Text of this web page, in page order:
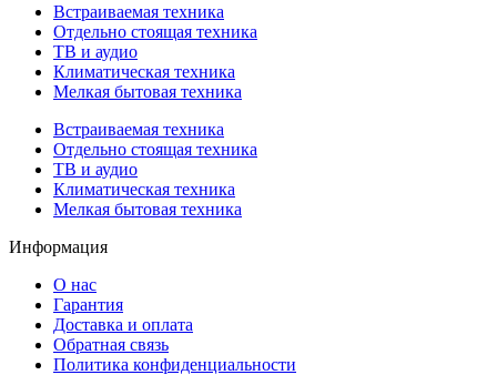
Встраиваемая техника
Отдельно стоящая техника
ТВ и аудио
Климатическая техника
Мелкая бытовая техника
Встраиваемая техника
Отдельно стоящая техника
ТВ и аудио
Климатическая техника
Мелкая бытовая техника
Информация
О нас
Гарантия
Доставка и оплата
Обратная связь
Политика конфиденциальности